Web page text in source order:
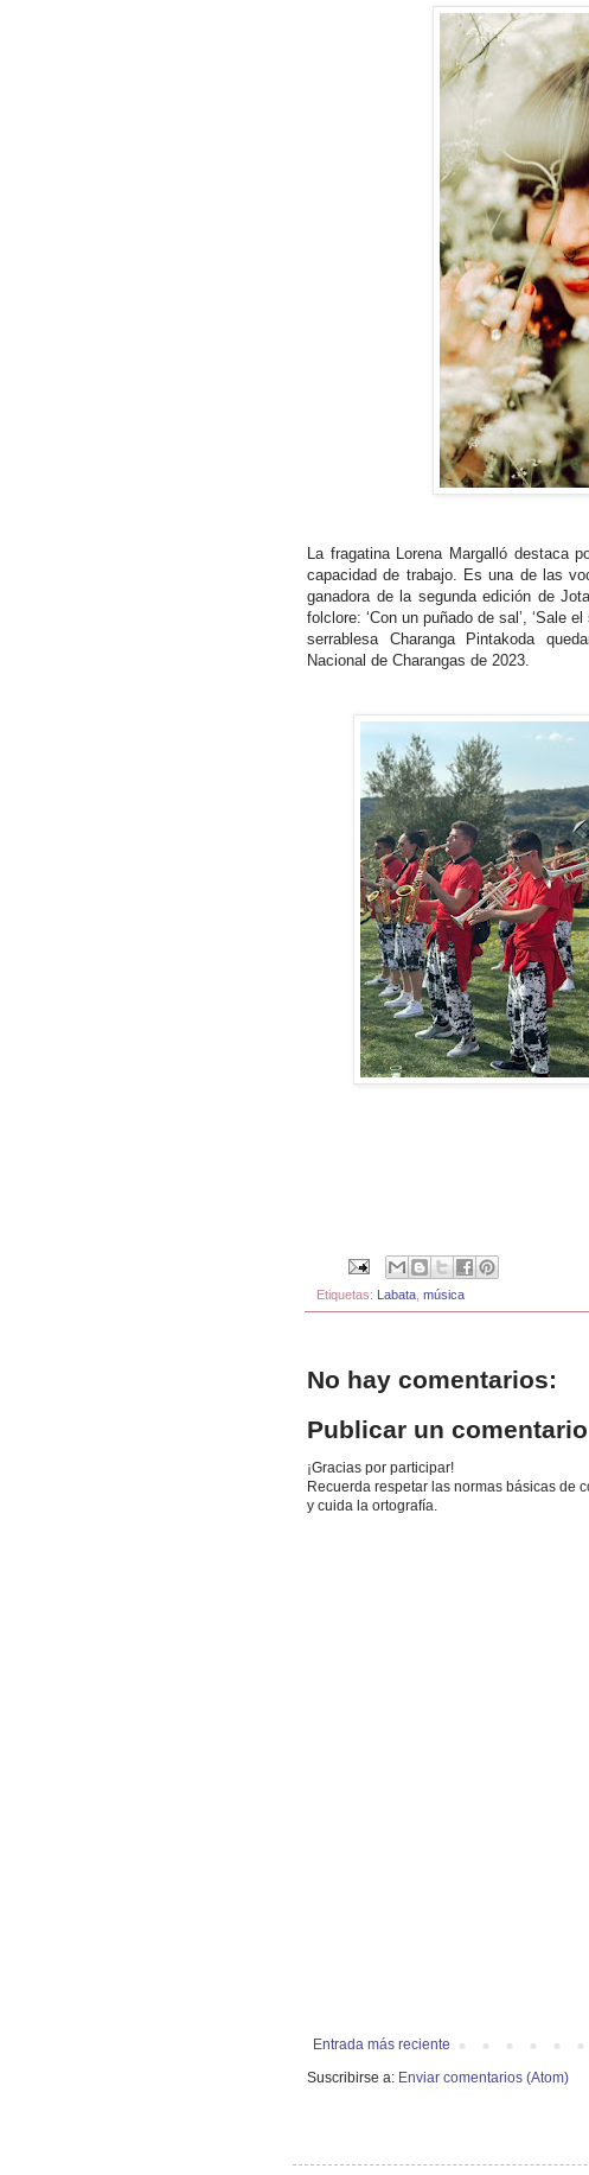
La fragatina Lorena Margalló destaca
capacidad de trabajo. Es una de las
ganadora de la segunda edición de
folclore: ‘Con un puñado de sal’, ‘Sale
serrablesa Charanga Pintakoda
Nacional de Charangas de 2023.
Etiquetas: Labata música
No hay comentarios:
Publicar un comentario
¡Gracias por participar!
Recuerda respetar las normas básicas de
y cuida la ortografía.
Entrada más reciente
Suscribirse a: Enviar comentarios (Atom)